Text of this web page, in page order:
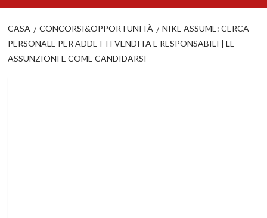
CASA CONCORSI&OPPORTUNITÀ
NIKE ASSUME: CERCA
PERSONALE PER ADDETTI VENDITA E RESPONSABILI | LE
ASSUNZIONI E COME CANDIDARSI